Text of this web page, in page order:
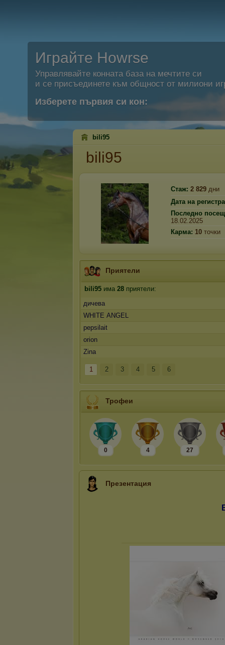
Играйте Howrse
Управлявайте конната база на мечтите си
и се присъединете към общност от милиони
Изберете първия си кон:
bili95
bili95
Стаж: 2 829 дни
Дата на
Последно
18.02.2025
Карма: 10 точки
Приятели
bili95 има 28 приятели:
дичева
WHITE ANGEL
pepsilait
orion
Zina
1 2 3 4 5 6
Трофеи
0 4 27
Презентация